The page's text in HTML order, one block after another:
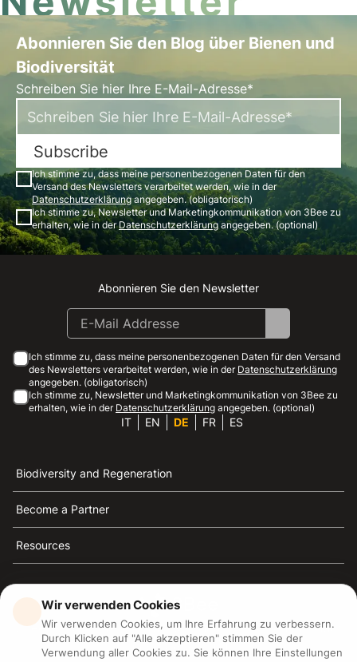
Abonnieren Sie den Blog über Bienen und
Biodiversität
Schreiben Sie hier Ihre E-Mail-Adresse*
Subscribe
Ich stimme zu, dass meine personenbezogenen Daten für den
Versand des Newsletters verarbeitet werden, wie in der
Datenschutzerklärungangegeben. (obligatorisch)
Ich stimme zu, Newsletter und Marketingkommunikation von 3Bee zu
erhalten, wie in derDatenschutzerklärungangegeben. (optional)
Instagram
Facebook
Linkedin
Youtube
Abonnieren Sie den Newsletter
Ich stimme zu, dass meine personenbezogenen Daten für den Versand
des Newsletters verarbeitet werden, wie in der Datenschutzerklärung
angegeben. (obligatorisch)
Ich stimme zu, Newsletter und Marketingkommunikation von 3Bee zu
erhalten, wie in der Datenschutzerklärung angegeben. (optional)
IT EN DE FR ES
Biodiversity and Regeneration
Become a Partner
Resources
3Bee ist die Referenz für Nachhaltigkeit, Bienenschutz
und Biodiversität
Wir verwenden Cookies
Wir verwenden Cookies, um Ihre Erfahrung zu verbessern.
Durch Klicken auf "Alle akzeptieren" stimmen Sie der
Verwendung aller Cookies zu. Sie können Ihre Einstellungen